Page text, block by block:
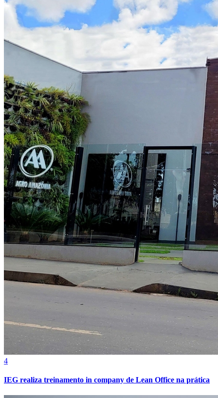
Grêmio
Internacional
4
IEG realiza treinamento in company de Lean Office na prática